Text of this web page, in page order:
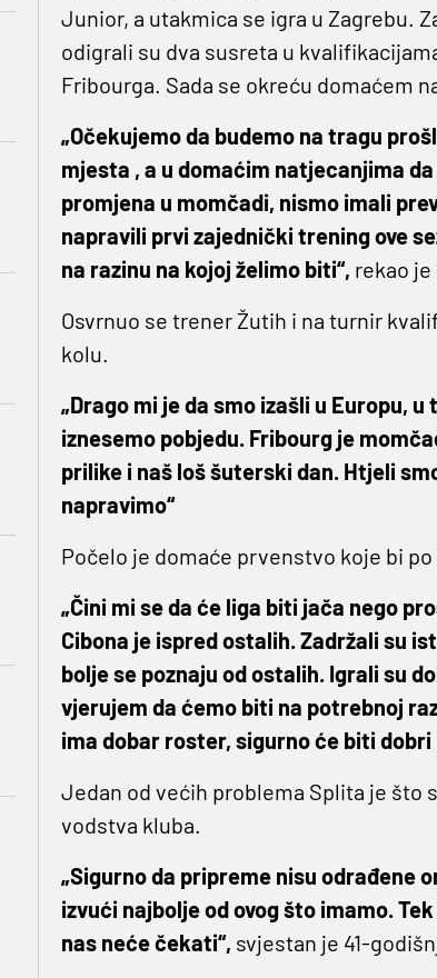
Junior, a utakmica se igra u Zagrebu.
odigrali su dva susreta u
Fribourga. Sada se okreću domaćem
„Očekujemo da budemo na tragu
mjesta , a u domaćim natjecanjima
promjena u momčadi, nismo imali
napravili prvi zajednički trening ove
na razinu na kojoj želimo biti“, rekao
Osvrnuo se trener Žutih i na turnir
kolu.
„Drago mi je da smo izašli u Europu,
iznesemo pobjedu. Fribourg je
prilike i naš loš šuterski dan. Htjeli
napravimo“
Počelo je domaće prvenstvo koje bi
„Čini mi se da će liga biti jača nego
Cibona je ispred ostalih. Zadržali su
bolje se poznaju od ostalih. Igrali su
vjerujem da ćemo biti na potrebnoj
ima dobar roster, sigurno će biti
Jedan od većih problema Splita je što
vodstva kluba.
„Sigurno da pripreme nisu odrađene
izvući najbolje od ovog što imamo.
nas neće čekati“, svjestan je 41-